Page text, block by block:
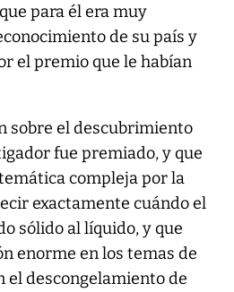
para él era muy
de su país y
el premio que le habían
sobre el descubrimiento
fue premiado, y que
compleja por la
exactamente cuándo el
sólido al líquido, y que
enorme en los temas de
el descongelamiento de